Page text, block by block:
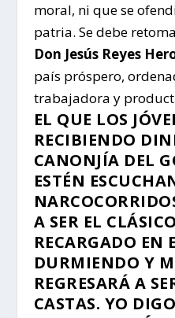
moral, ni que se
patria. Se debe
Don Jesús Reyes
país próspero,
trabajadora y
EL QUE LOS
RECIBIENDO
CANONJÍA DEL
ESTÉN
A SER EL
RECARGADO EN
DURMIENDO Y
REGRESARÁ A
CASTAS. YO